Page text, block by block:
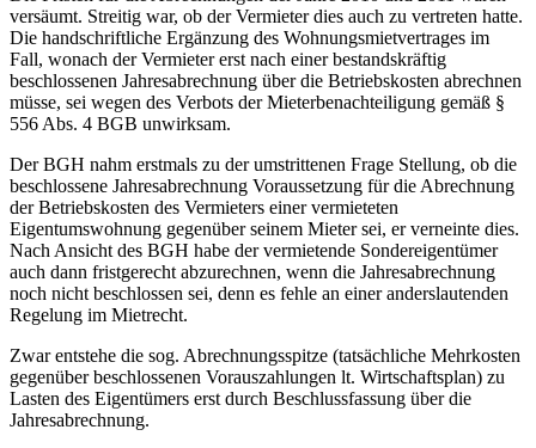
versäumt. Streitig war, ob der Vermieter dies auch zu vertreten hatte.
Die handschriftliche Ergänzung des Wohnungsmietvertrages im
Fall, wonach der Vermieter erst nach einer bestandskräftig
beschlossenen Jahresabrechnung über die Betriebskosten abrechnen
müsse, sei wegen des Verbots der Mieterbenachteiligung gemäß §
556 Abs. 4 BGB unwirksam.
Der BGH nahm erstmals zu der umstrittenen Frage Stellung, ob die
beschlossene Jahresabrechnung Voraussetzung für die Abrechnung
der Betriebskosten des Vermieters einer vermieteten
Eigentumswohnung gegenüber seinem Mieter sei, er verneinte dies.
Nach Ansicht des BGH habe der vermietende Sondereigentümer
auch dann fristgerecht abzurechnen, wenn die Jahresabrechnung
noch nicht beschlossen sei, denn es fehle an einer anderslautenden
Regelung im Mietrecht.
Zwar entstehe die sog. Abrechnungsspitze (tatsächliche Mehrkosten
gegenüber beschlossenen Vorauszahlungen lt. Wirtschaftsplan) zu
Lasten des Eigentümers erst durch Beschlussfassung über die
Jahresabrechnung.